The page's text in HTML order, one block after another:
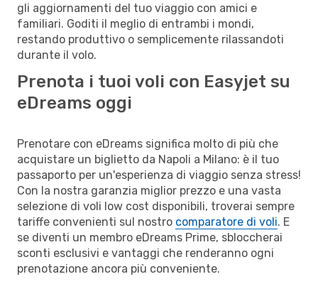
gli aggiornamenti del tuo viaggio con amici e
familiari. Goditi il meglio di entrambi i mondi,
restando produttivo o semplicemente rilassandoti
durante il volo.
Prenota i tuoi voli con Easyjet su
eDreams oggi
Prenotare con eDreams significa molto di più che
acquistare un biglietto da Napoli a Milano: è il tuo
passaporto per un'esperienza di viaggio senza stress!
Con la nostra garanzia miglior prezzo e una vasta
selezione di voli low cost disponibili, troverai sempre
tariffe convenienti sul nostro comparatore di voli. E
se diventi un membro eDreams Prime, sbloccherai
sconti esclusivi e vantaggi che renderanno ogni
prenotazione ancora più conveniente.